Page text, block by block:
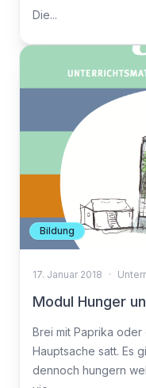
Die...
Bildung
17. Januar 2018 ·
Modul Hunger
Brei mit Paprika
Hauptsache satt. Es
dennoch hungern